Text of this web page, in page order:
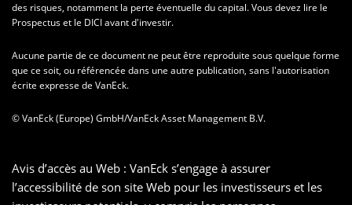
des risques, notamment la perte éventuelle du capital. Vous devez lire le
Prospectus et le DICI avant d'investir.
Aucune partie de ce document ne peut être reproduite sous quelque forme
que ce soit, ou référencée dans une autre publication, sans l'autorisation
écrite expresse de VanEck.
© VanEck (Europe) GmbH/VanEck Asset Management B.V.
Avis d’accès au Web : VanEck s’engage à assurer
l’accessibilité de son site Web pour les investisseurs et les